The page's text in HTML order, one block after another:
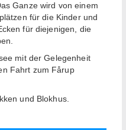
Ganze wird von einem
für die Kinder und
für diejenigen, die
mit der Gelegenheit
Fahrt zum Fårup
und Blokhus.